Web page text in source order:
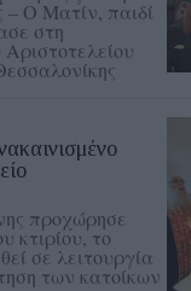
– Ο Ματίν, παιδί
στη
προχώρησε
κτιρίου, το
σε λειτουργία
των κατοίκων